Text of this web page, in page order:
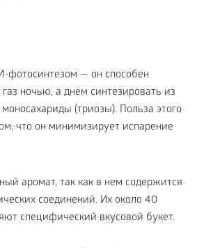
фотосинтезом — он способен
ночью, а днем синтезировать из
(триозы). Польза этого
что он минимизирует испарение
аромат, так как в нем содержится
соединений. Их около 40
специфический вкусовой букет.